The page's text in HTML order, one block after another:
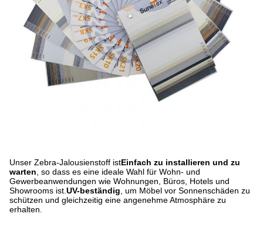
Unser Zebra-Jalousienstoff istEinfach zu installieren und zu
warten , so dass es eine ideale Wahl für Wohn- und
Gewerbeanwendungen wie Wohnungen, Büros, Hotels und
Showrooms ist. UV-beständig , um Möbel vor Sonnenschäden zu
schützen und gleichzeitig eine angenehme Atmosphäre zu
erhalten.